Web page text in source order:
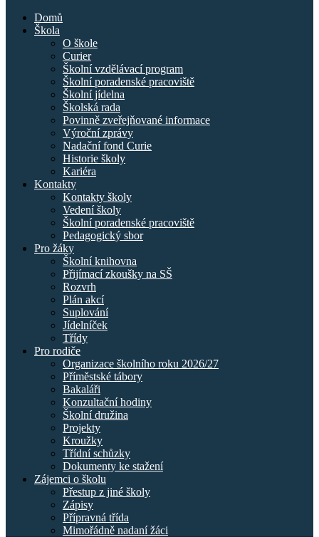
Domů
Škola
O škole
Curier
Školní vzdělávací program
Školní poradenské pracoviště
Školní jídelna
Školská rada
Povinně zveřejňované informace
Výroční zprávy
Nadační fond Curie
Historie školy
Kariéra
Kontakty
Kontakty školy
Vedení školy
Školní poradenské pracoviště
Pedagogický sbor
Pro žáky
Školní knihovna
Přijímací zkoušky na SŠ
Rozvrh
Plán akcí
Suplování
Jídelníček
Třídy
Pro rodiče
Organizace školního roku 2026/27
Příměstské tábory
Bakaláři
Konzultační hodiny
Školní družina
Projekty
Kroužky
Třídní schůzky
Dokumenty ke stažení
Zájemci o školu
Přestup z jiné školy
Zápisy
Přípravná třída
Mimořádně nadaní žáci